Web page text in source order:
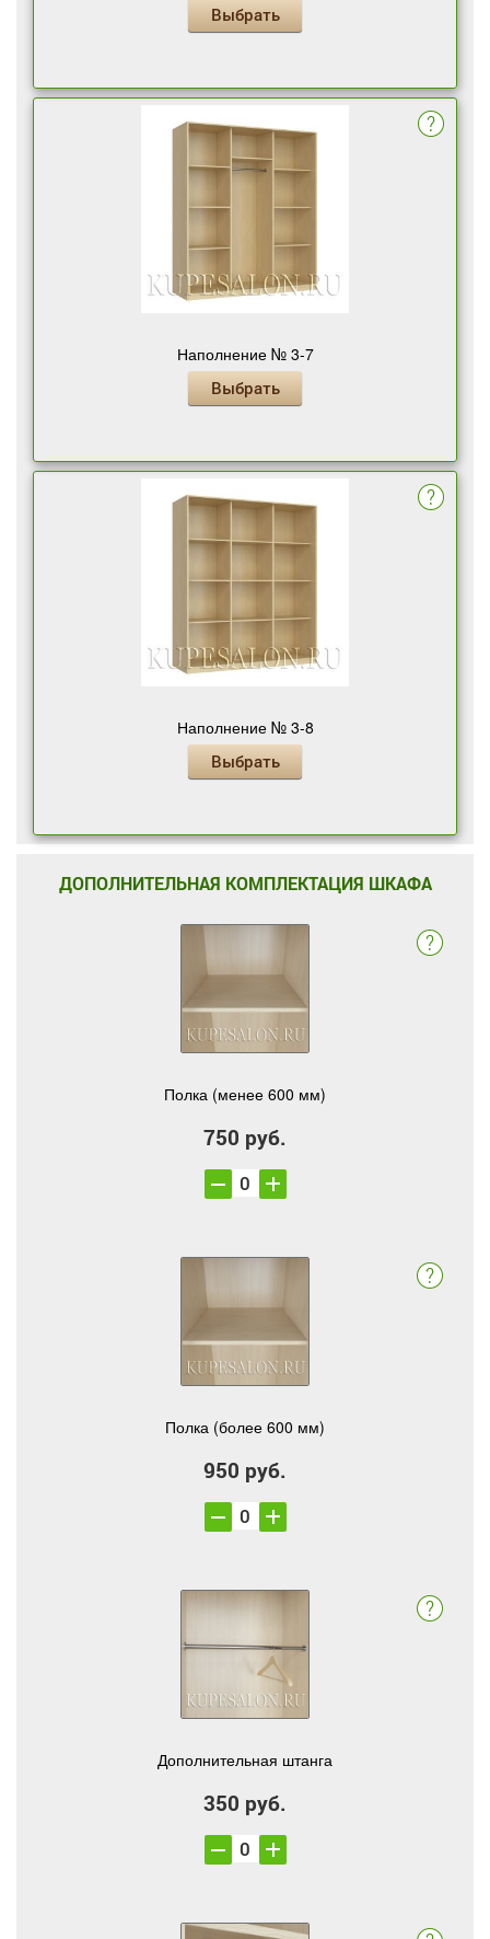
Выбрать
Наполнение № 3-7
Выбрать
Наполнение № 3-8
Выбрать
ДОПОЛНИТЕЛЬНАЯ КОМПЛЕКТАЦИЯ ШКАФА
Полка (менее 600 мм)
750 руб.
Полка (более 600 мм)
950 руб.
Дополнительная штанга
350 руб.